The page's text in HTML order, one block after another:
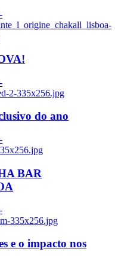
2-335x256.jpg
do ano
BAR
335x256.jpg
e o impacto nos